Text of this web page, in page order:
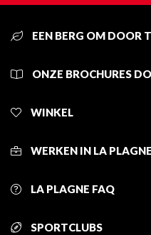
EEN BERG OM DOOR
ONZE BROCHURES
WINKEL
WERKEN IN LA PLAGNE
LA PLAGNE FAQ
SPORTCLUBS